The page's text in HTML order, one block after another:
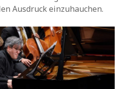
Ausdruck einzuhauchen.